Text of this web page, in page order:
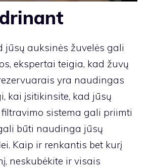
jūsų auksinės žuvelės gali
ekspertai teigia, kad žuvų
yra naudingas
kai įsitikinsite, kad jūsų
sistema gali priimti
būti naudinga jūsų
Kaip ir renkantis bet kurį
neskubėkite ir visais